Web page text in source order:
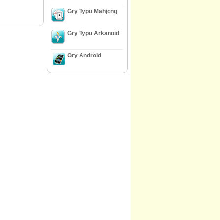
Gry Typu Mahjong
Gry Typu Arkanoid
Gry Android